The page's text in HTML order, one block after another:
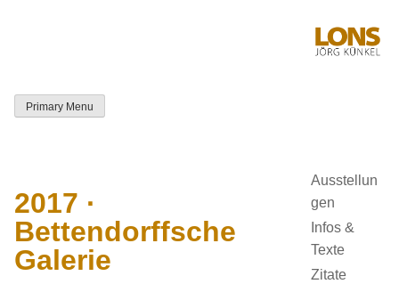
Primary Menu
2017 ·
Bettendorffsche
Galerie
Ausstellun
gen
Infos &
Texte
Zitate